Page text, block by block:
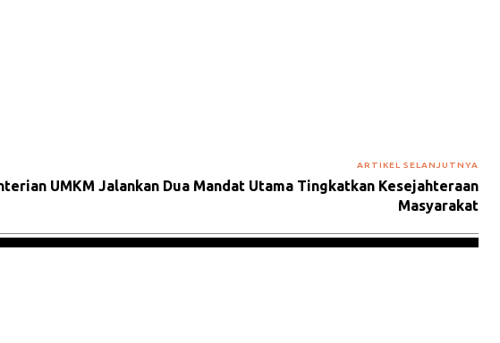
ARTIKEL SELANJUTNYA
UMKM Jalankan Dua Mandat Utama Tingkatkan Kesejahteraan
Masyarakat